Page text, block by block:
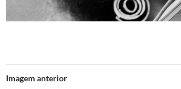
Imagem anterior